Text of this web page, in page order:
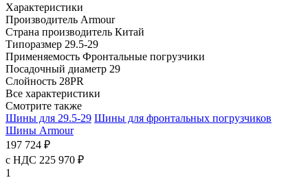
Характеристики
Производитель Armour
Страна производитель Китай
Типоразмер 29.5-29
Применяемость Фронтальные погрузчики
Посадочный диаметр 29
Слойность 28PR
Все характеристики
Смотрите также
Шины для 29.5-29 Шины для фронтальных погрузчиков
Шины Armour
197 724 ₽
с НДС 225 970 ₽
1